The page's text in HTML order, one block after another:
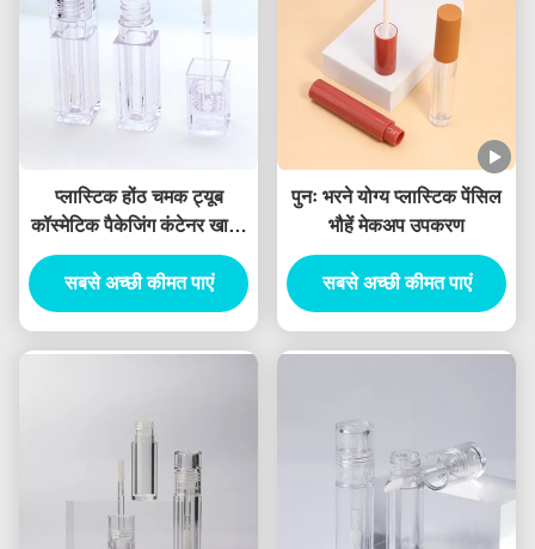
प्लास्टिक होंठ चमक ट्यूब
कॉस्मेटिक पैकेजिंग कंटेनर खाली
होंठ चमक ट्यूब छड़ी के साथ
सबसे अच्छी कीमत पाएं
पुनः भरने योग्य प्लास्टिक पेंसिल
भौहें मेकअप उपकरण
सबसे अच्छी कीमत पाएं